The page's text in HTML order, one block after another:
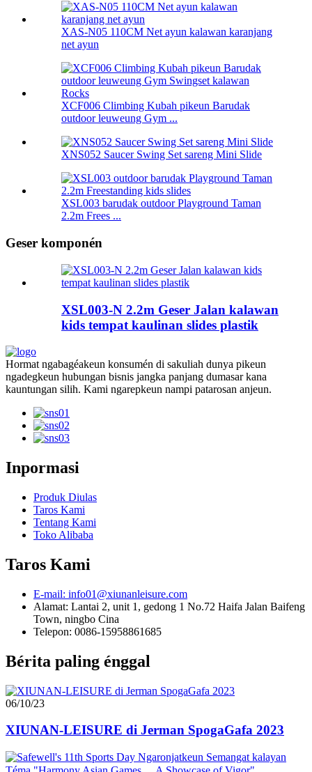
XAS-N05 110CM Net ayun kalawan karanjang
net ayun
XCF006 Climbing Kubah pikeun Barudak
outdoor leuweung Gym ...
XNS052 Saucer Swing Set sareng Mini Slide
XSL003 barudak outdoor Playground Taman
2.2m Frees ...
Geser komponén
XSL003-N 2.2m Geser Jalan kalawan
kids tempat kaulinan slides plastik
Hormat ngabagéakeun konsumén di sakuliah dunya pikeun
ngadegkeun hubungan bisnis jangka panjang dumasar kana
kauntungan silih. Kami ngarepkeun nampi patarosan anjeun.
Inpormasi
Produk Diulas
Taros Kami
Tentang Kami
Toko Alibaba
Taros Kami
E-mail: info01@xiunanleisure.com
Alamat: Lantai 2, unit 1, gedong 1 No.72 Haifa Jalan Baifeng
Town, ningbo Cina
Telepon: 0086-15958861685
Bérita paling énggal
06/10/23
XIUNAN-LEISURE di Jerman SpogaGafa 2023